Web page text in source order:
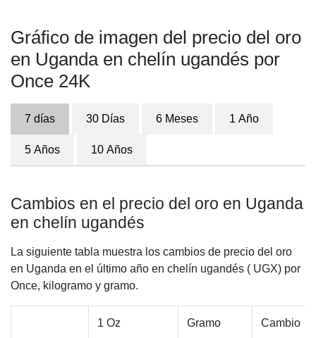
Gráfico de imagen del precio del oro
en Uganda en chelín ugandés por
Once 24K
7 días 30 Días 6 Meses 1 Año
5 Años 10 Años
Cambios en el precio del oro en Uganda
en chelín ugandés
La siguiente tabla muestra los cambios de precio del oro
en Uganda en el último año en chelín ugandés ( UGX) por
Once, kilogramo y gramo.
1 Oz Gramo Cambio